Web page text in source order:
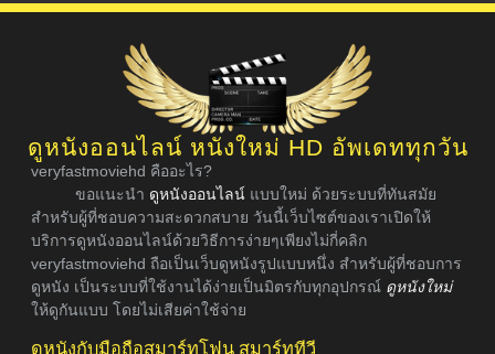
ดูหนังออนไลน์ หนังใหม่ HD อัพเดททุกวัน
veryfastmoviehd คืออะไร?
ขอแนะนำ ดูหนังออนไลน์ แบบใหม่ ด้วยระบบที่ทันสมัย
สำหรับผู้ที่ชอบความสะดวกสบาย วันนี้เว็บไซต์ของเราเปิดให้
บริการดูหนังออนไลน์ด้วยวิธีการง่ายๆเพียงไม่กี่คลิก
veryfastmoviehd ถือเป็นเว็บดูหนังรูปแบบหนึ่ง สำหรับผู้ที่ชอบการ
ดูหนัง เป็นระบบที่ใช้งานได้ง่ายเป็นมิตรกับทุกอุปกรณ์ ดูหนังใหม่
ให้ดูกันแบบ โดยไม่เสียค่าใช้จ่าย
ดูหนังกับมือถือสมาร์ทโฟน สมาร์ททีวี